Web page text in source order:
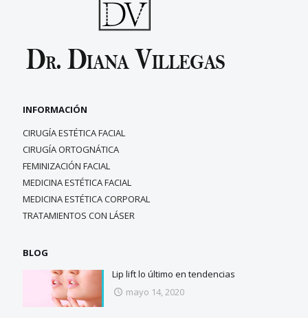
INFORMACIÓN
CIRUGÍA ESTÉTICA FACIAL
CIRUGÍA ORTOGNÁTICA
FEMINIZACIÓN FACIAL
MEDICINA ESTÉTICA FACIAL
MEDICINA ESTÉTICA CORPORAL
TRATAMIENTOS CON LÁSER
BLOG
Lip lift lo último en tendencias
mayo 14, 2020